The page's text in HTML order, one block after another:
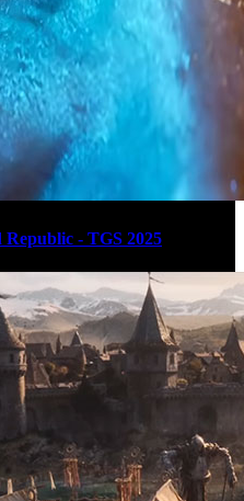
- TGS 2025